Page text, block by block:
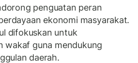
penguatan peran
ekonomi masyarakat.
difokuskan untuk
wakaf guna mendukung
daerah.